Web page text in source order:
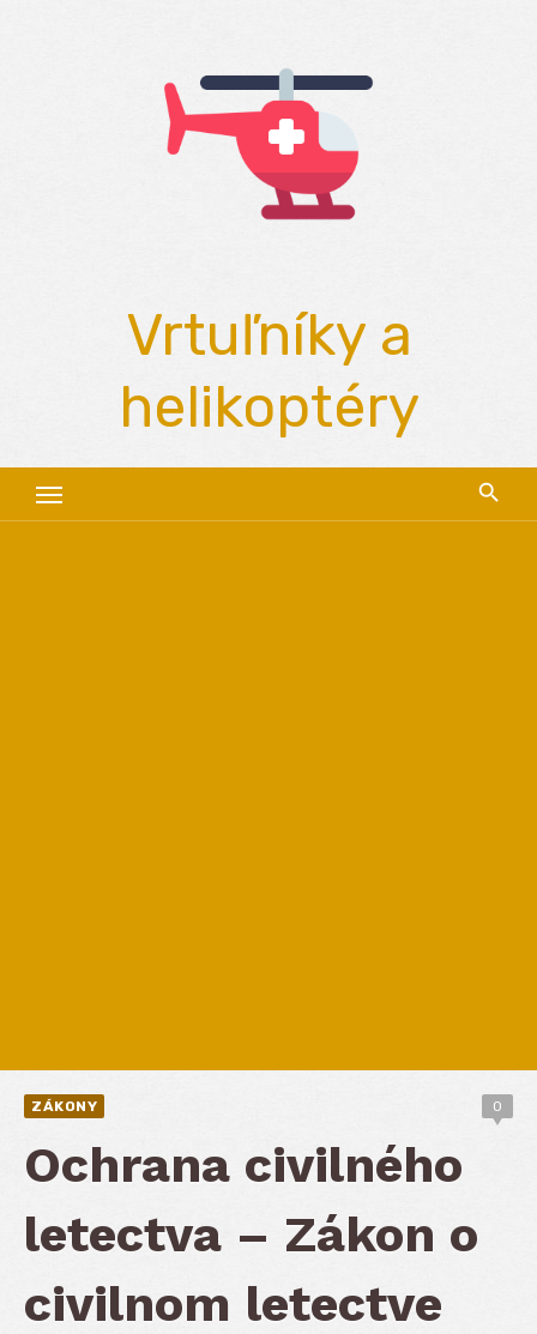
Vrtuľníky a
helikoptéry
ZÁKONY 0
Ochrana civilného
letectva – Zákon o
civilnom letectve